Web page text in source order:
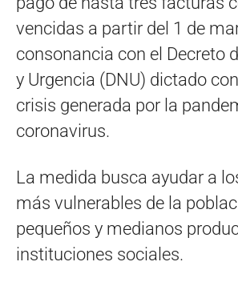
vencidas a partir del 1 de
consonancia con el Decreto
y Urgencia (DNU) dictado
crisis generada por la
coronavirus.
La medida busca ayudar a
más vulnerables de la
pequeños y medianos
instituciones sociales.